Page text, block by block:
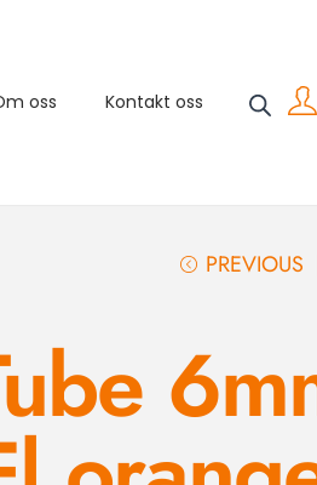
oss Kontakt oss
PREVIOUS